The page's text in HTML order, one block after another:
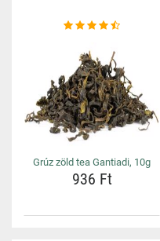
Grúz zöld tea Gantiadi, 10g
936 Ft